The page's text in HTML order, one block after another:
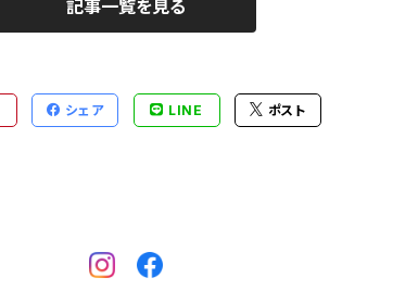
記事一覧を見る
シェア LINE ポスト